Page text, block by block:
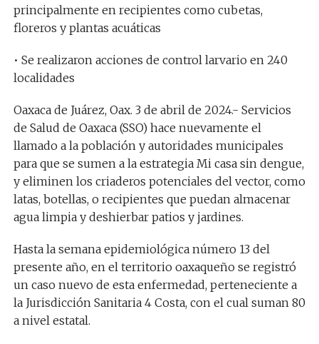
principalmente en recipientes como cubetas,
floreros y plantas acuáticas
• Se realizaron acciones de control larvario en 240
localidades
Oaxaca de Juárez, Oax. 3 de abril de 2024.- Servicios
de Salud de Oaxaca (SSO) hace nuevamente el
llamado a la población y autoridades municipales
para que se sumen a la estrategia Mi casa sin dengue,
y eliminen los criaderos potenciales del vector, como
latas, botellas, o recipientes que puedan almacenar
agua limpia y deshierbar patios y jardines.
Hasta la semana epidemiológica número 13 del
presente año, en el territorio oaxaqueño se registró
un caso nuevo de esta enfermedad, perteneciente a
la Jurisdicción Sanitaria 4 Costa, con el cual suman 80
a nivel estatal.